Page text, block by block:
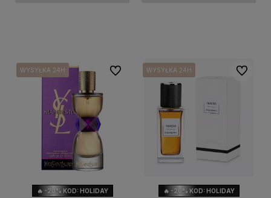
🔥 -20% KOD: HOLIDAY
WYSYŁKA 24H
WYSYŁKA 24H
WYSYŁKA 24H Do ulubionych
🔥 -20% KOD: HOLIDAY
WYSYŁKA 24H
WYSYŁKA 24H
WYSYŁKA 24H Do